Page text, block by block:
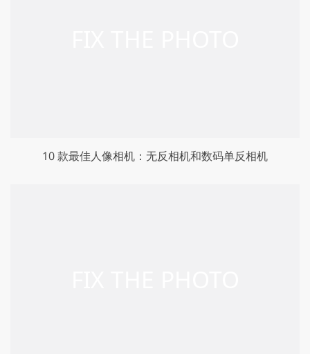
10 款最佳人像相机：无反相机和数码单反相机